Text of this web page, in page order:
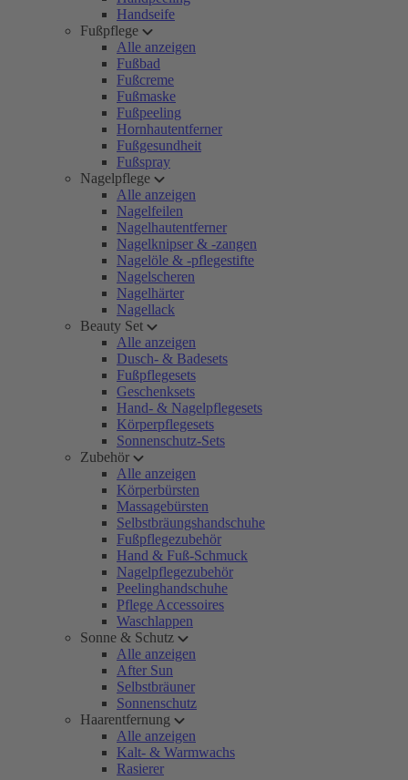
Handseife
Fußpflege
Alle anzeigen
Fußbad
Fußcreme
Fußmaske
Fußpeeling
Hornhautentferner
Fußgesundheit
Fußspray
Nagelpflege
Alle anzeigen
Nagelfeilen
Nagelhautentferner
Nagelknipser & -zangen
Nagelöle & -pflegestifte
Nagelscheren
Nagelhärter
Nagellack
Beauty Set
Alle anzeigen
Dusch- & Badesets
Fußpflegesets
Geschenksets
Hand- & Nagelpflegesets
Körperpflegesets
Sonnenschutz-Sets
Zubehör
Alle anzeigen
Körperbürsten
Massagebürsten
Selbstbräungshandschuhe
Fußpflegezubehör
Hand & Fuß-Schmuck
Nagelpflegezubehör
Peelinghandschuhe
Pflege Accessoires
Waschlappen
Sonne & Schutz
Alle anzeigen
After Sun
Selbstbräuner
Sonnenschutz
Haarentfernung
Alle anzeigen
Kalt- & Warmwachs
Rasierer